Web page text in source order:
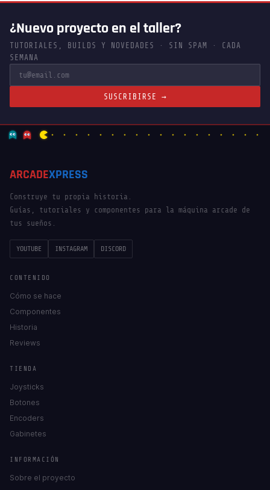
¿Nuevo proyecto en el taller?
TUTORIALES, BUILDS Y NOVEDADES · SIN SPAM · CADA
SEMANA
SUSCRIBIRSE →
ARCADEXPRESS
Construye tu propia historia.
Guías, tutoriales y componentes para la máquina arcade de
tus sueños.
YOUTUBE INSTAGRAM DISCORD
CONTENIDO
Cómo se hace
Componentes
Historia
Reviews
TIENDA
Joysticks
Botones
Encoders
Gabinetes
INFORMACIÓN
Sobre el proyecto